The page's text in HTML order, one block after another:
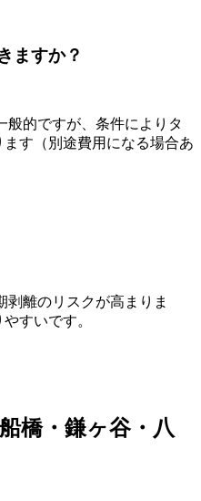
ますか？
般的ですが、条件によりタ
す（別途費用になる場合あ
剥離のリスクが高まりま
すいです。
橋・鎌ヶ谷・八